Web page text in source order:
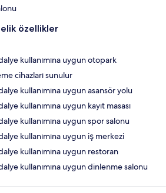
özellikler
kullanımına uygun otopark
cihazları sunulur
kullanımına uygun asansör yolu
kullanımına uygun kayıt masası
kullanımına uygun spor salonu
kullanımına uygun iş merkezi
kullanımına uygun restoran
kullanımına uygun dinlenme salonu